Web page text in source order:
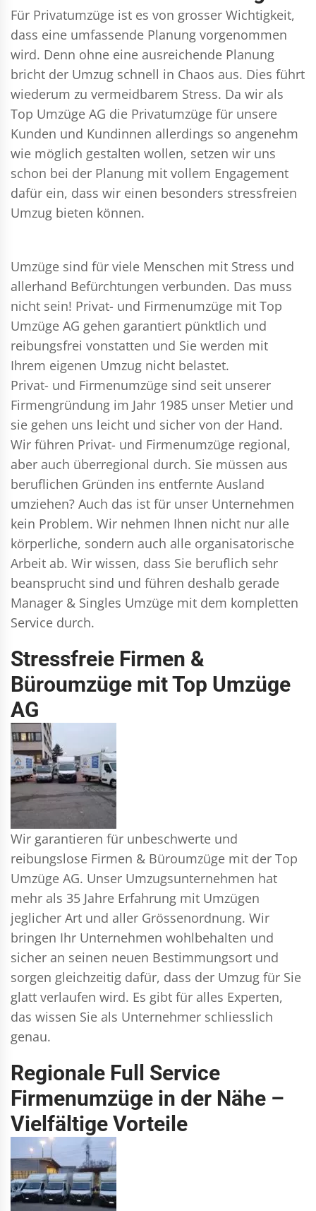
Für Privatumzüge ist es von grosser Wichtigkeit,
dass eine umfassende Planung vorgenommen
wird. Denn ohne eine ausreichende Planung
bricht der Umzug schnell in Chaos aus. Dies führt
wiederum zu vermeidbarem Stress. Da wir als
Top Umzüge AG die Privatumzüge für unsere
Kunden und Kundinnen allerdings so angenehm
wie möglich gestalten wollen, setzen wir uns
schon bei der Planung mit vollem Engagement
dafür ein, dass wir einen besonders stressfreien
Umzug bieten können.
Umzüge sind für viele Menschen mit Stress und
allerhand Befürchtungen verbunden. Das muss
nicht sein! Privat- und Firmenumzüge mit Top
Umzüge AG gehen garantiert pünktlich und
reibungsfrei vonstatten und Sie werden mit
Ihrem eigenen Umzug nicht belastet.
Privat- und Firmenumzüge sind seit unserer
Firmengründung im Jahr 1985 unser Metier und
sie gehen uns leicht und sicher von der Hand.
Wir führen Privat- und Firmenumzüge regional,
aber auch überregional durch. Sie müssen aus
beruflichen Gründen ins entfernte Ausland
umziehen? Auch das ist für unser Unternehmen
kein Problem. Wir nehmen Ihnen nicht nur alle
körperliche, sondern auch alle organisatorische
Arbeit ab. Wir wissen, dass Sie beruflich sehr
beansprucht sind und führen deshalb gerade
Manager & Singles Umzüge mit dem kompletten
Service durch.
Stressfreie Firmen &
Büroumzüge mit Top Umzüge
AG
Wir garantieren für unbeschwerte und
reibungslose Firmen & Büroumzüge mit der Top
Umzüge AG. Unser Umzugsunternehmen hat
mehr als 35 Jahre Erfahrung mit Umzügen
jeglicher Art und aller Grössenordnung. Wir
bringen Ihr Unternehmen wohlbehalten und
sicher an seinen neuen Bestimmungsort und
sorgen gleichzeitig dafür, dass der Umzug für Sie
glatt verlaufen wird. Es gibt für alles Experten,
das wissen Sie als Unternehmer schliesslich
genau.
Regionale Full Service
Firmenumzüge in der Nähe –
Vielfältige Vorteile